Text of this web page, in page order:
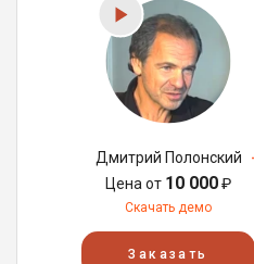
Дмитрий Полонский
Цена от 10 000₽
Скачать демо
Заказать